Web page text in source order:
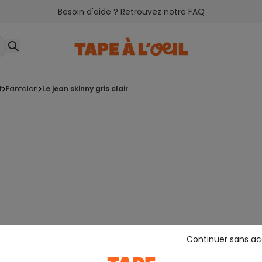
Besoin d'aide ? Retrouvez notre FAQ
pantalon le jean skinny gris clair
Continuer sans